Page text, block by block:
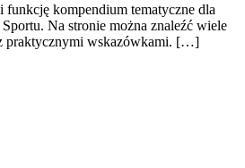
kompendium tematyczne dla
Na stronie można znaleźć wiele
praktycznymi wskazówkami. […]